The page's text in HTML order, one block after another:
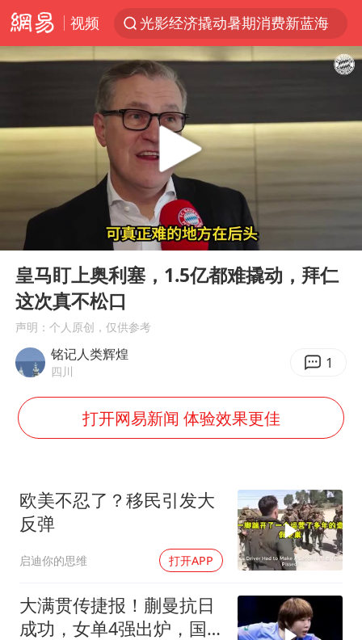
视频
光影经济撬动暑期消费新蓝海
马克·艾伦退出斯诺克中国公开赛
大V：马科斯把路走绝了
白海豚将正面袭击贯穿浙江
央视新主播李秋莹孙亚鹏亮相
几元成本的AI广告导致千万市值蒸发
郑丽文：台湾从来没有“独立”过
商场现钱学森巨幅海报 负责人回应
老挝国会主席赛宋蓬逝世
泰国初中生饮弹自尽前开了26枪
陈思诚零点晒照为佟丽娅庆生
乐享全民健身 共筑健康中国
Play
皇马盯上奥利塞，1.5亿都难撬动，拜仁
这次真不松口
声明：个人原创，仅供参考
铭记人类辉煌
四川 1
打开网易新闻 体验效果更佳
欧美不忍了？移民引发大
反弹
启迪你的思维 打开APP
大满贯传捷报！蒯曼抗日
成功，女单4强出炉，国